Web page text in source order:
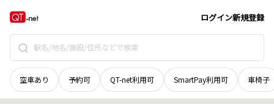
ログイン新規登録
空車あり 予約可 QT-net利用可 SmartPay利用可 車椅子
奈良県